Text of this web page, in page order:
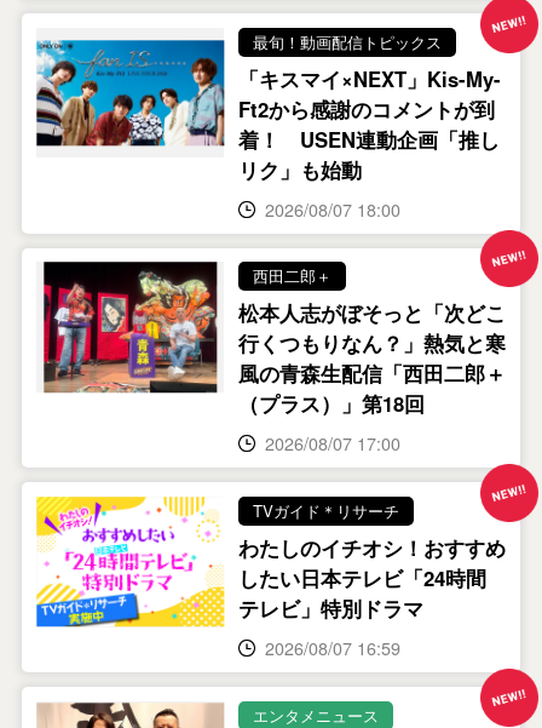
最旬！動画配信トピックス
「キスマイ×NEXT」Kis-My-
Ft2から感謝のコメントが到
着！ USEN連動企画「推し
リク」も始動
2026/08/07 18:00
西田二郎＋
松本人志がぼそっと「次どこ
行くつもりなん？」熱気と寒
風の青森生配信「西田二郎＋
（プラス）」第18回
2026/08/07 17:00
TVガイド＊リサーチ
わたしのイチオシ！おすすめ
したい日本テレビ「24時間
テレビ」特別ドラマ
2026/08/07 16:59
エンタメニュース